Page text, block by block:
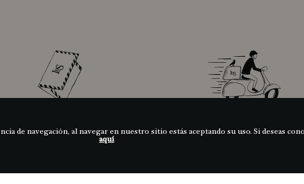
TU TARJETA
de navegación, al navegar en nuestro sitio estás aceptando su uso. Si deseas
aquí